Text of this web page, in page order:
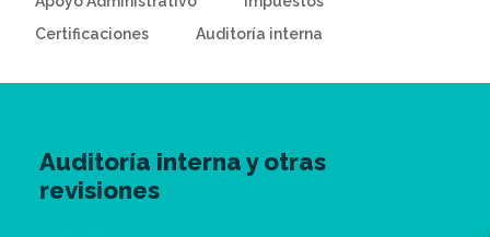
Certificaciones
Auditoría interna
Auditoría interna y otras
revisiones